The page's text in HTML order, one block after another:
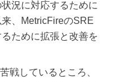
況に対応するために
、MetricFireのSRE
ために拡張と改善を
戦しているところ、